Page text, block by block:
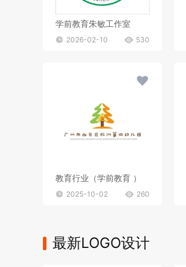
学前教育朱敏工作室
2026-02-10 530
教育行业（学前教育 ）
2025-10-02 260
最新LOGO设计